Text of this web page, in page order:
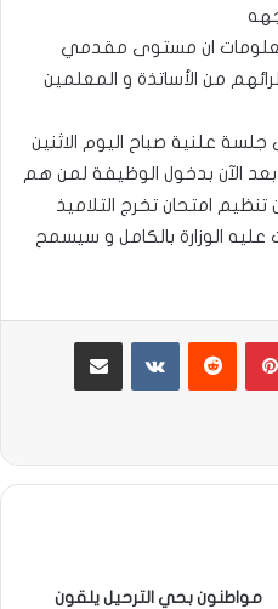
ان مستوى مقدمي
من الأساتذة و المعلمين
علنية صباح اليوم الاثنين
الآن بدخول الوظيفة لمن هم
امتحان تخرج التلاميذ
الوزارة بالكامل و سيسمح
بينتيريست مشاركة عبر البريد
مواطنون بحي الترحيل يلقون